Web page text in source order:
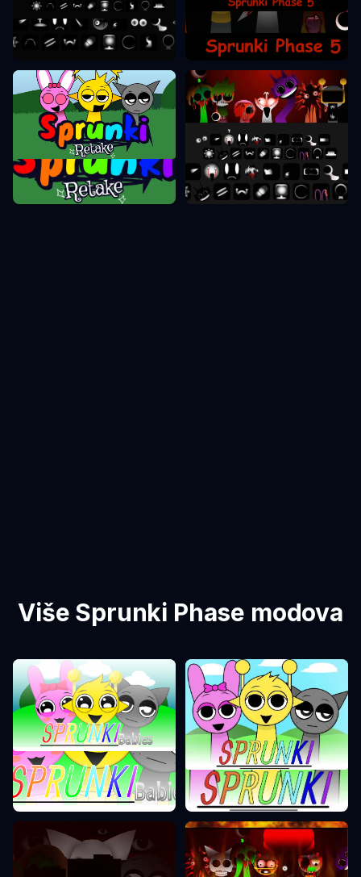
Sprunki Phase 9
Sprunki Phase 5
Sprunki Retake Sprunki Phase 10
Više Sprunki Phase modova
Sprunki Phase 0
Sprunki Phase 1